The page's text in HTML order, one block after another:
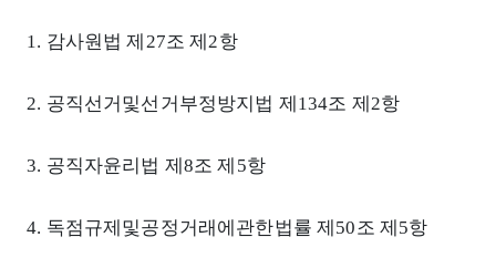
1. 감사원법 제27조 제2항
2. 공직선거및선거부정방지법 제134조 제2항
3. 공직자윤리법 제8조 제5항
4. 독점규제및공정거래에관한법률 제50조 제5항